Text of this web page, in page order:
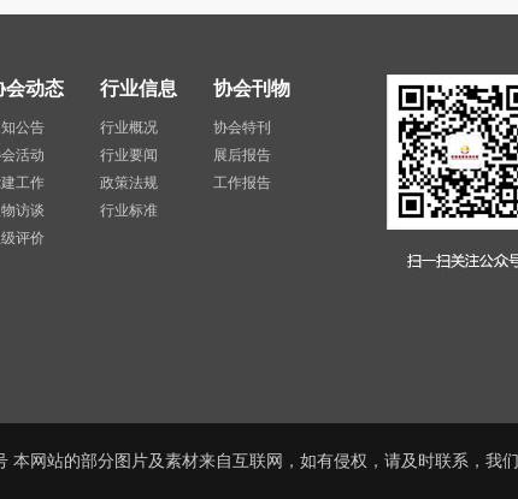
会动态
公告
活动
工作
物访谈
评价
行业信息
行业概况
行业要闻
政策法规
行业标准
协会刊物
协会特刊
展后报告
工作报告
本网站的部分图片及素材来自互联网，如有侵权，请及时联系，我